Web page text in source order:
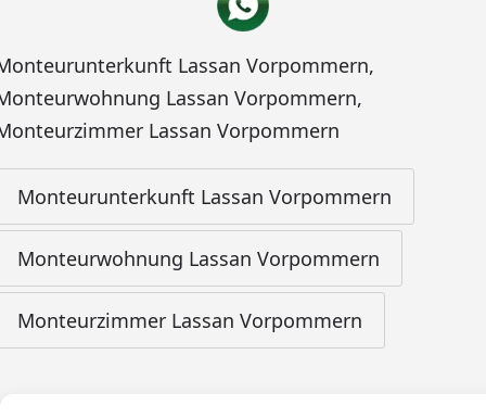
Lassan Vorpommern,
Lassan Vorpommern,
Lassan Vorpommern
Monteurunterkunft Lassan Vorpommern
Monteurwohnung Lassan Vorpommern
Monteurzimmer Lassan Vorpommern